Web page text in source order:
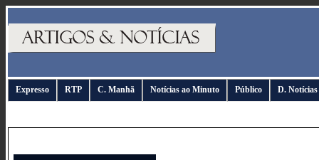
Expresso RTP C. Manhã Notícias ao Minuto Público D. Notícias